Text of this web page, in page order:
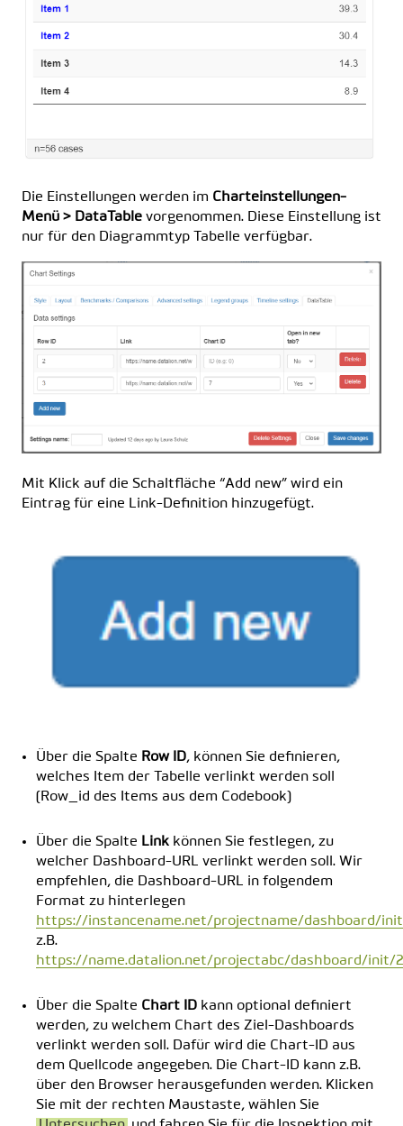
Die Einstellungen werden im Charteinstellungen-
Menü > DataTable vorgenommen. Diese Einstellung ist
nur für den Diagrammtyp Tabelle verfügbar.
Mit Klick auf die Schaltfläche “Add new” wird ein
Eintrag für eine Link-Definition hinzugefügt.
Über die Spalte Row ID, können Sie definieren,
welches Item der Tabelle verlinkt werden soll
(Row_id des Items aus dem Codebook)
Über die Spalte Link können Sie festlegen, zu
welcher Dashboard-URL verlinkt werden soll. Wir
empfehlen, die Dashboard-URL in folgendem
Format zu hinterlegen
https://instancename.net/projectname/dashboard/
z.B.
https://name.datalion.net/projectabc/dashboard/init/
Über die Spalte Chart ID kann optional definiert
werden, zu welchem Chart des Ziel-Dashboards
verlinkt werden soll. Dafür wird die Chart-ID aus
dem Quellcode angegeben. Die Chart-ID kann z.B.
über den Browser herausgefunden werden. Klicken
Sie mit der rechten Maustaste, wählen Sie